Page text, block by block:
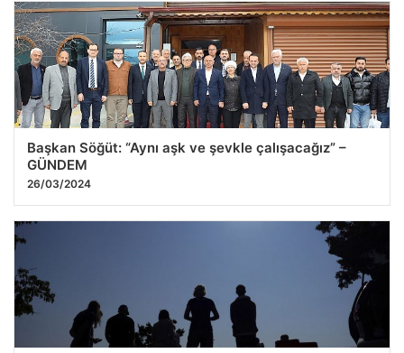
Başkan Söğüt: “Aynı aşk ve şevkle çalışacağız” –
GÜNDEM
26/03/2024